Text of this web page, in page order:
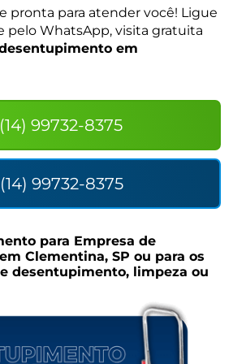
pronta para atender você! Ligue
pelo WhatsApp, visita gratuita
em
99732-8375
99732-8375
para Empresa de
Clementina, SP ou para os
desentupimento, limpeza ou